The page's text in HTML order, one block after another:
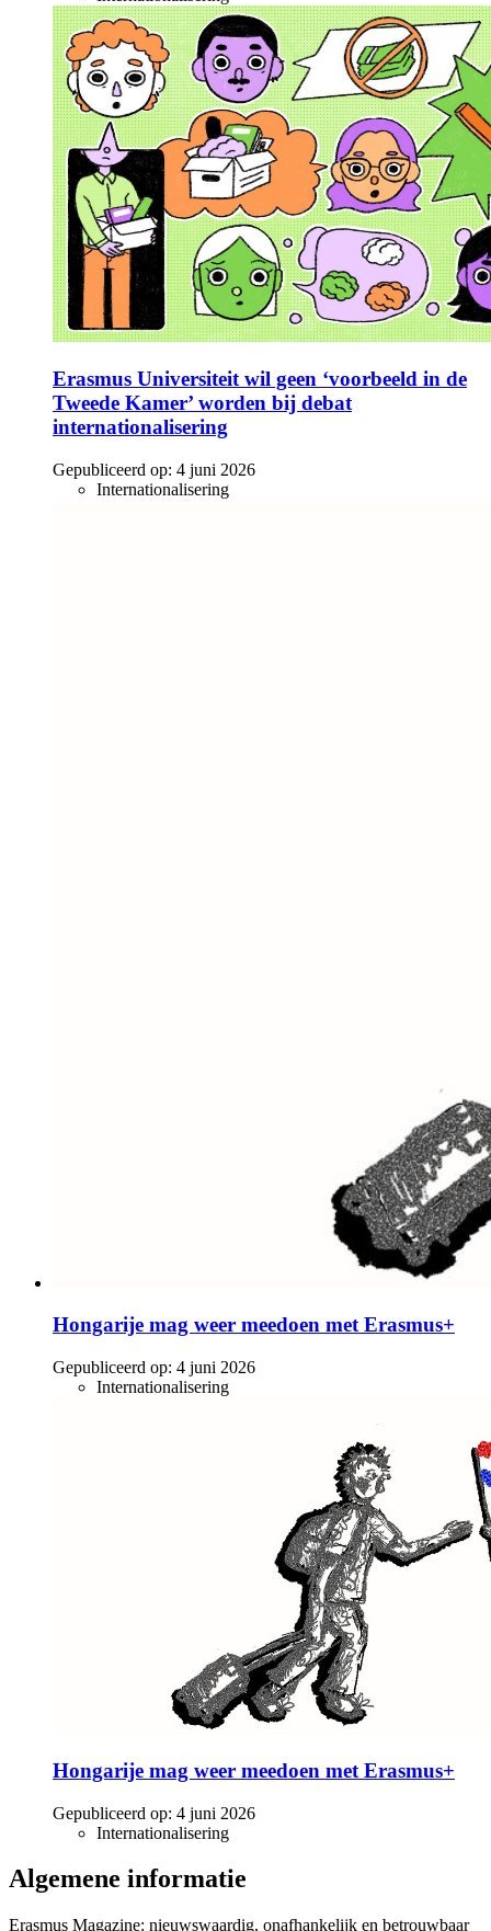
Erasmus Universiteit wil geen ‘voorbeeld in de
Tweede Kamer’ worden bij debat
internationalisering
Gepubliceerd op: 4 juni 2026
Internationalisering
Hongarije mag weer meedoen met Erasmus+
Gepubliceerd op: 4 juni 2026
Internationalisering
Hongarije mag weer meedoen met Erasmus+
Gepubliceerd op: 4 juni 2026
Internationalisering
Algemene informatie
Erasmus Magazine: nieuwswaardig, onafhankelijk en betrouwbaar